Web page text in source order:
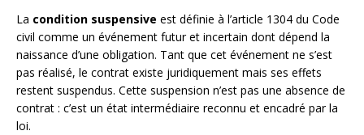
La condition suspensive est définie à l’article 1304 du Code
civil comme un événement futur et incertain dont dépend la
naissance d’une obligation. Tant que cet événement ne s’est
pas réalisé, le contrat existe juridiquement mais ses effets
restent suspendus. Cette suspension n’est pas une absence de
contrat : c’est un état intermédiaire reconnu et encadré par la
loi.